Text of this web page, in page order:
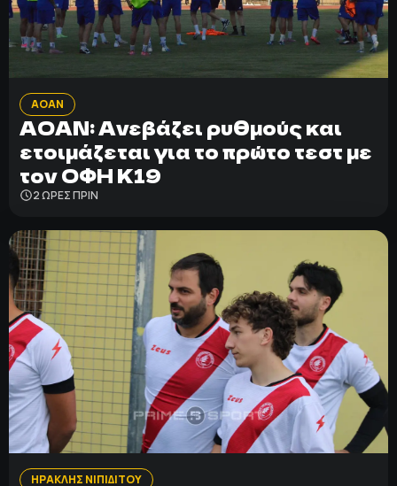
ΑΟΑΝ
ΑΟΑΝ: Ανεβάζει ρυθμούς και
ετοιμάζεται για το πρώτο τεστ με
τον ΟΦΗ Κ19
2 ΩΡΕΣ ΠΡΙΝ
ΗΡΑΚΛΗΣ ΝΙΠΙΔΙΤΟΥ